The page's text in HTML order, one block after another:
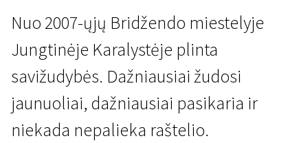
Nuo 2007-ųjų Bridžendo miestelyje
Jungtinėje Karalystėje plinta
savižudybės. Dažniausiai žudosi
jaunuoliai, dažniausiai pasikaria ir
niekada nepalieka raštelio.